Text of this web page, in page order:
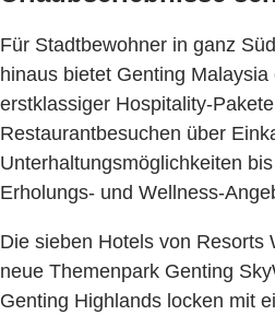
Für Stadtbewohner in ganz
hinaus bietet Genting Malaysia
erstklassiger Hospitality-
Restaurantbesuchen über
Unterhaltungsmöglichkeiten
Erholungs- und Wellness-
Die sieben Hotels von Resorts
neue Themenpark Genting
Genting Highlands locken mit